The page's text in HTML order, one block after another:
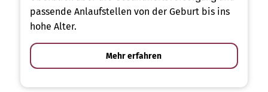
passende Anlaufstellen von der Geburt bis ins
hohe Alter.
Mehr erfahren